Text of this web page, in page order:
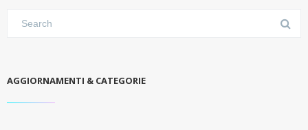
AGGIORNAMENTI & CATEGORIE